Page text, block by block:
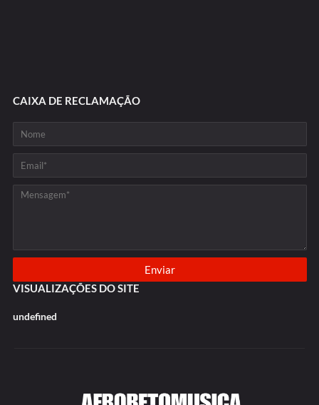
CAIXA DE RECLAMAÇÃO
VISUALIZAÇÕES DO SITE
undefned